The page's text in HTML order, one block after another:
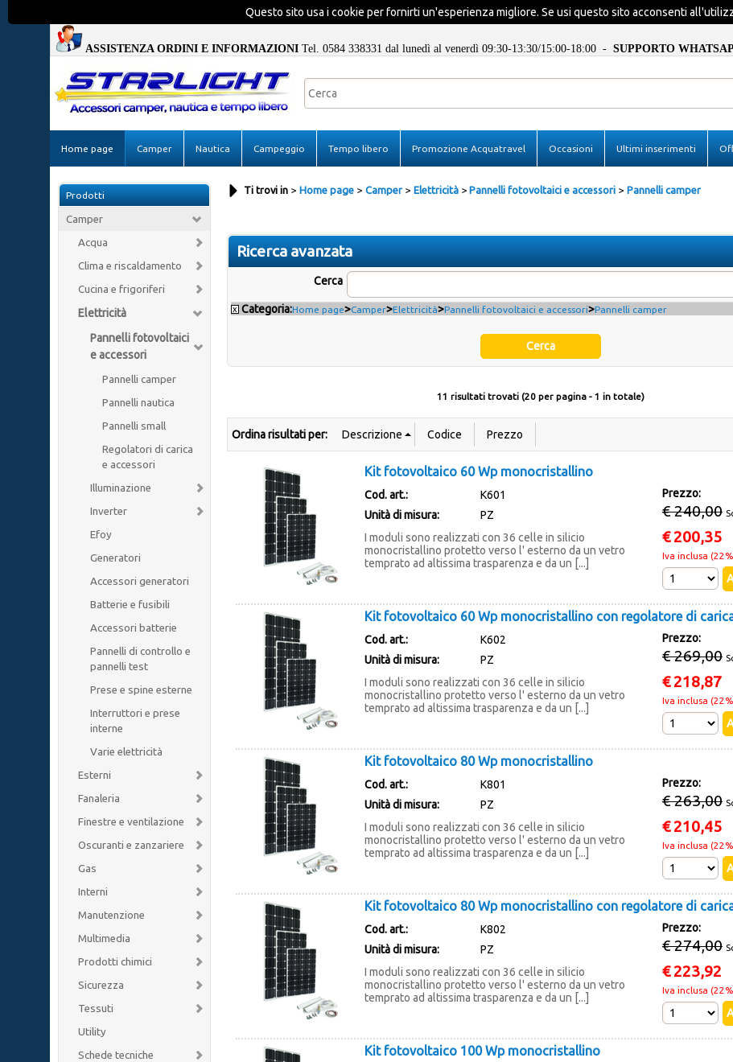
Questo sito usa i cookie per fornirti un'esperienza migliore. Se usi questo sito acconsenti
ASSISTENZA ORDINI E INFORMAZIONI Tel. 0584 338331 dal lunedì al venerdì 09:30-13:30/15:00-18:00 - SUPPORTO
Per completare l'ordine inserisci
utente e la password e poi
Home page Camper Nautica Campeggio Tempo libero Promozione Acquatravel Occasioni Ultimi inserimenti
Prodotti
Camper
Acqua
Clima e riscaldamento
Cucina e frigoriferi
Elettricità
Pannelli fotovoltaici
e accessori
Pannelli camper
Pannelli nautica
Pannelli small
Regolatori di carica
e accessori
Illuminazione
Inverter
Efoy
Generatori
Accessori generatori
Batterie e fusibili
Accessori batterie
Pannelli di controllo e
pannelli test
Prese e spine esterne
Interruttori e prese
interne
Varie elettricità
Esterni
Fanaleria
Finestre e ventilazione
Oscuranti e zanzariere
Gas
Interni
Manutenzione
Multimedia
Prodotti chimici
Sicurezza
Tessuti
Utility
Schede tecniche
Ti trovi in Home page Camper Elettricità Pannelli fotovoltaici e accessori Pannelli camper
Ricerca avanzata
Cerca
x Categoria:Home page>Camper>Elettricità>Pannelli fotovoltaici e accessori>Pannelli camper
11 risultati trovati (20 per pagina - 1 in totale)
Ordina risultati per:
Kit fotovoltaico 60 Wp monocristallino
Cod. art.:
K601
Unità di misura:
PZ
I moduli sono realizzati con 36 celle in silicio
monocristallino protetto verso l' esterno da un vetro
temprato ad altissima trasparenza e da un [...]
Prezzo:
€ 240,00
€200,35
Iva inclusa
Kit fotovoltaico 60 Wp monocristallino con regolatore di
Cod. art.:
K602
Unità di misura:
PZ
I moduli sono realizzati con 36 celle in silicio
monocristallino protetto verso l' esterno da un vetro
temprato ad altissima trasparenza e da un [...]
Prezzo:
€ 269,00
€218,87
Iva inclusa
Kit fotovoltaico 80 Wp monocristallino
Cod. art.:
K801
Unità di misura:
PZ
I moduli sono realizzati con 36 celle in silicio
monocristallino protetto verso l' esterno da un vetro
temprato ad altissima trasparenza e da un [...]
Prezzo:
€ 263,00
€210,45
Iva inclusa
Kit fotovoltaico 80 Wp monocristallino con regolatore di
Cod. art.:
K802
Unità di misura:
PZ
I moduli sono realizzati con 36 celle in silicio
monocristallino protetto verso l' esterno da un vetro
temprato ad altissima trasparenza e da un [...]
Prezzo:
€ 274,00
€223,92
Iva inclusa
Kit fotovoltaico 100 Wp monocristallino